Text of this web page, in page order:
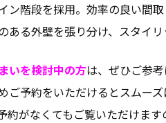
ン階段を採用。効率の良い間
ある外壁を張り分け、スタイ
いを検討中の方は、ぜひご参
ご予約をいただけるとスムー
約がなくてもご覧いただけま